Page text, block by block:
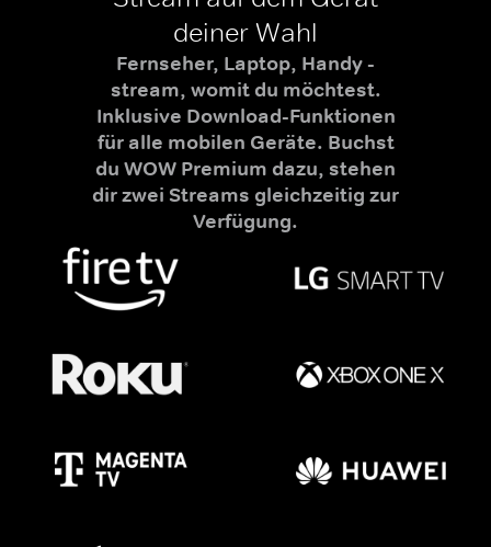
deiner Wahl
Fernseher, Laptop, Handy -
stream, womit du möchtest.
Inklusive Download-Funktionen
für alle mobilen Geräte. Buchst
du WOW Premium dazu, stehen
dir zwei Streams gleichzeitig zur
Verfügung.